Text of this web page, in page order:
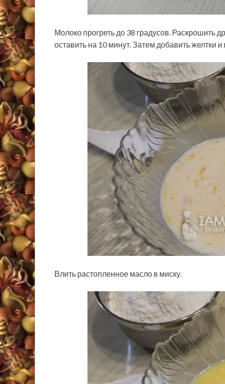
Молоко прогреть до 38 градусов. Раскрошить
оставить на 10 минут. Затем добавить желтки
Влить растопленное масло в миску.